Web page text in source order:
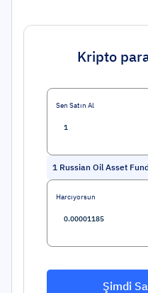
Kripto
Sen Satın Al
1 Russian Oil Asset
Harcıyorsun
Şimdi